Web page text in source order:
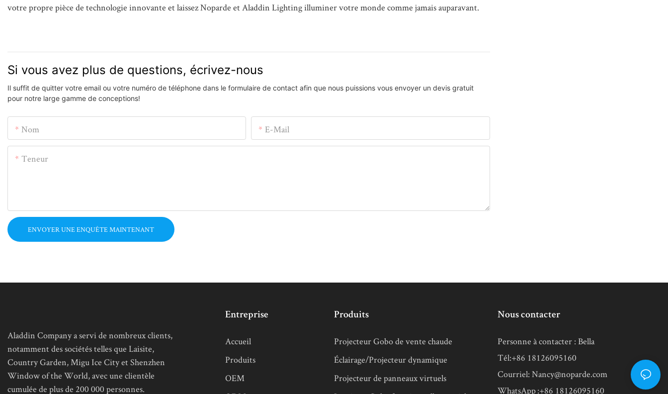
votre propre pièce de technologie innovante et laissez Noparde et Aladdin Lighting illuminer votre monde comme jamais auparavant.
Si vous avez plus de questions, écrivez-nous
Il suffit de quitter votre email ou votre numéro de téléphone dans le formulaire de contact afin que nous puissions vous envoyer un devis gratuit
pour notre large gamme de conceptions!
Nom E-Mail
Teneur
ENVOYER UNE ENQUÊTE MAINTENANT
Aladdin Company a servi de nombreux clients,
notamment des sociétés telles que Laisite,
Country Garden, Migu Ice City et Shenzhen
Window of the World, avec une clientèle
cumulée de plus de 200 000 personnes.
Entreprise
Accueil
Produits
OEM
Produits
Projecteur Gobo de vente chaude
Éclairage/Projecteur dynamique
Projecteur de panneaux virtuels
Nous contacter
Personne à contacter : Bella
Tél:+86 18126095160
Courriel: Nancy@noparde.com
WhatsApp :+86 18126095160